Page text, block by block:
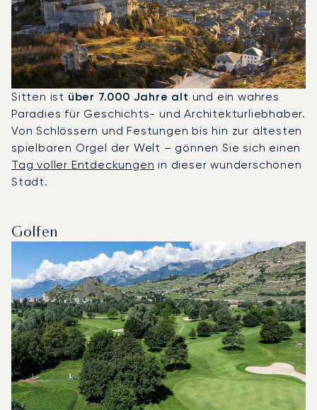
Sitten ist über 7.000 Jahre alt und ein wahres
Paradies für Geschichts- und Architekturliebhaber.
Von Schlössern und Festungen bis hin zur ältesten
spielbaren Orgel der Welt – gönnen Sie sich einen
Tag voller Entdeckungen in dieser wunderschönen
Stadt.
Golfen